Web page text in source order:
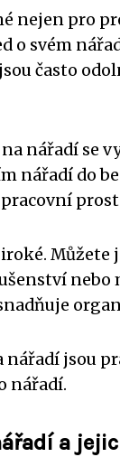
nejen pro
o svém
často
nářadí se
nářadí do
nebo
nářadí
nářadí.
a